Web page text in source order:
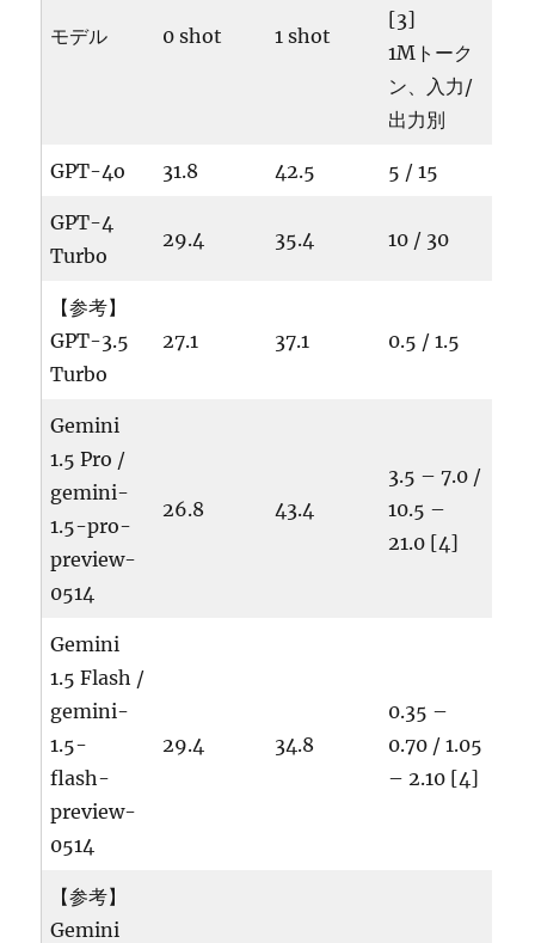
モデル 0 shot 1 shot
[3]
1Mトーク
ン、入力/
出力別
GPT-4o 31.8 42.5 5 / 15
GPT-4
Turbo
29.4 35.4 10 / 30
【参考】
GPT-3.5
Turbo
27.1 37.1 0.5 / 1.5
Gemini
1.5 Pro /
gemini-
1.5-pro-
preview-
0514
26.8 43.4
3.5 – 7.0 /
10.5 –
21.0 [4]
Gemini
1.5 Flash /
gemini-
1.5-
flash-
preview-
0514
29.4 34.8
0.35 –
0.70 / 1.05
– 2.10 [4]
【参考】
Gemini